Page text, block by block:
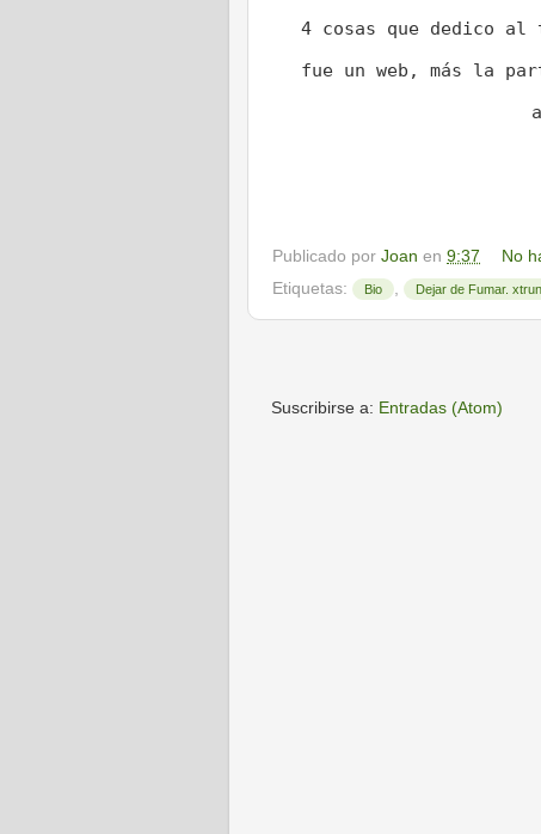
4 cosas que dedico
fue un web, más la
Publicado por Joan en 9:37
No
Etiquetas:
Bio , Dejar de Fumar. xtrun
Suscribirse a: Entradas (Atom)